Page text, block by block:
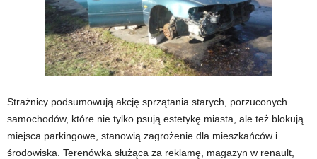
Strażnicy podsumowują akcję sprzątania starych, porzuconych
samochodów, które nie tylko psują estetykę miasta, ale też blokują
miejsca parkingowe, stanowią zagrożenie dla mieszkańców i
środowiska. Terenówka służąca za reklamę, magazyn w renault,